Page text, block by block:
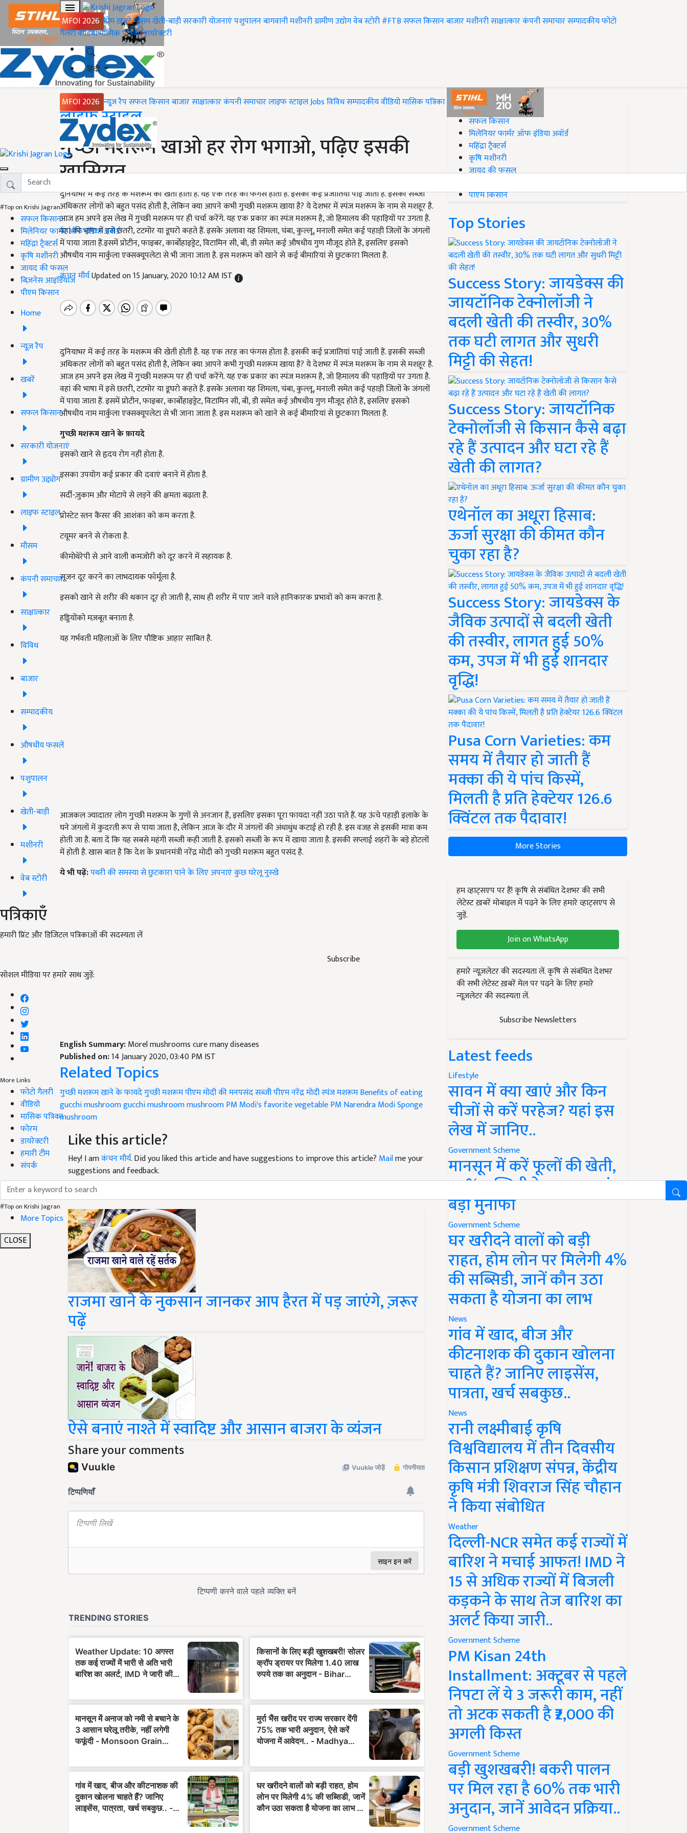
MFOI 2026 होमख़बरेंमौसमखेती-बाड़ीसरकारी योजनाएंपशुपालनबागवानीमशीनरीग्रामीण उद्योगवेब स्टोरी#FTBसफल किसानबाजारमशीनरीसाक्षात्कारकंपनी समाचारसम्पादकीयफोटो
गैलरीवीडियोमासिक पत्रिकाडायरेक्टरी
हिंदी
MFOI 2026 न्यूज़ रैपसफल किसानबाजारसाक्षात्कारकंपनी समाचारलाइफ स्टाइलJobsविविधसम्पादकीयवीडियोमासिक पत्रिका
#Top on Krishi Jagran
सफल किसान
मिलेनियर फार्मर ऑफ इंडिया अवॉर्ड
महिंद्रा ट्रैक्टर्स
कृषि मशीनरी
जायद की फसल
बिज़नेस आइडियाज
पीएम किसान
Home
न्यूज़ रैप
खबरें
सफल किसान
सरकारी योजनाएं
ग्रामीण उद्द्योग
लाइफ स्टाइल
मौसम
कंपनी समाचार
साक्षात्कार
विविध
बाजार
सम्पादकीय
औषधीय फसलें
पशुपालन
खेती-बाड़ी
मशीनरी
वेब स्टोरी
पत्रिकाएँ
हमारी प्रिंट और डिजिटल पत्रिकाओं की सदस्यता लें
Subscribe
सोशल मीडिया पर हमारे साथ जुड़ें:
More Links
फोटो गैलरी
वीडियो
मासिक पत्रिका
फोरम
डायरेक्टरी
हमारी टीम
संपर्क
#Top on Krishi Jagran
More Topics
CLOSE
Home
लाइफ स्टाइल
गुच्छी मशरूम खाओ हर रोग भगाओ, पढ़िए इसकी
ख़ासियत
दुनियाभर में कई तरह के मशरूम की खेती होती है. यह एक तरह का फंगस होता है. इसकी कई प्रजातियां पाई जाती हैं. इसकी सब्जी
अधिकतर लोगों को बहुत पसंद होती है, लेकिन क्या आपने कभी गुच्छी मशरूम खाया है? ये देशभर में स्पंज मशरूम के नाम से मशहूर है.
आज हम अपने इस लेख में गुच्छी मशरूम पर ही चर्चा करेंगे. यह एक प्रकार का स्पंज मशरूम है, जो हिमालय की पहाड़ियों पर उगता है.
वहां की भाषा में इसे छतरी, टटमोर या डूघरो कहते हैं. इसके अलावा यह शिमला, चंबा, कुल्लू, मनाली समेत कई पहाड़ी जिलों के जंगलों
में पाया जाता हैं.इसमें प्रोटीन, फाइबर, कार्बोहाइड्रेट, विटामिन सी, बी, डी समेत कई औषधीय गुण मौजूद होते हैं, इसलिए इसको
औषधीय नाम मार्कुला एक्सक्यूपलेटा से भी जाना जाता है. इस मशरूम को खाने से कई बीमारियां से छुटकारा मिलता है.
कंचन मौर्यUpdated on 15 January, 2020 10:12 AM IST
दुनियाभर में कई तरह के मशरूम की खेती होती है. यह एक तरह का फंगस होता है. इसकी कई प्रजातियां पाई जाती हैं. इसकी सब्जी
अधिकतर लोगों को बहुत पसंद होती है, लेकिन क्या आपने कभी गुच्छी मशरूम खाया है? ये देशभर में स्पंज मशरूम के नाम से मशहूर है.
आज हम अपने इस लेख में गुच्छी मशरूम पर ही चर्चा करेंगे. यह एक प्रकार का स्पंज मशरूम है, जो हिमालय की पहाड़ियों पर उगता है.
वहां की भाषा में इसे छतरी, टटमोर या डूघरो कहते हैं. इसके अलावा यह शिमला, चंबा, कुल्लू, मनाली समेत कई पहाड़ी जिलों के जंगलों
में पाया जाता हैं. इसमें प्रोटीन, फाइबर, कार्बोहाइड्रेट, विटामिन सी, बी, डी समेत कई औषधीय गुण मौजूद होते हैं, इसलिए इसको
औषधीय नाम मार्कुला एक्सक्यूपलेटा से भी जाना जाता है. इस मशरूम को खाने से कई बीमारियां से छुटकारा मिलता है.
गुच्छी मशरूम खाने के फ़ायदे
इसको खाने से हृदय रोग नहीं होता है.
इसका उपयोग कई प्रकार की दवाएं बनाने में होता है.
सर्दी-ज़ुकाम और मोटापे से लड़ने की क्षमता बढ़ाता है.
प्रोस्टेट स्तन कैंसर की आशंका को कम करता है.
टयूमर बनने से रोकता है.
कीमोथेरेपी से आने वाली कमजोरी को दूर करने में सहायक है.
सूजन दूर करने का लाभदायक फॉर्मूला है.
इसको खाने से शरीर की थकान दूर हो जाती है, साथ ही शरीर में पाए जाने वाले हानिकारक प्रभावों को कम करता है.
हड्डियोंको मज़बूत बनाता है.
यह गर्भवती महिलाओं के लिए पौष्टिक आहार साबित है.
आजकल ज्यादातर लोग गुच्छी मशरूम के गुणों से अनजान हैं, इसलिए इसका पूरा फायदा नहीं उठा पाते हैं. यह ऊंचे पहाड़ी इलाके के
घने जंगलों में कुदरती रूप से पाया जाता है, लेकिन आज के दौर में जंगलों की अंधाधुंध कटाई हो रही है. इस वजह से इसकी मात्रा कम
होती जा है. बता दें कि यह सबसे महंगी सब्जी कही जाती है. इसको सब्जी के रूप में खाया जाता है. इसकी सप्लाई शहरों के बड़े होटलों
में होती है. खास बात है कि देश के प्रधानमंत्री नरेंद्र मोदी को गुच्छी मशरूम बहुत पसंद है.
ये भी पढ़ें:पथरी की समस्या से छुटकारा पाने के लिए अपनाएं कुछ घरेलू नुस्खे
English Summary:Morel mushrooms cure many diseases
Published on:14 January 2020, 03:40 PM IST
Related Topics
गुच्छी मशरूम खाने के फायदेगुच्छी मशरूमपीएम मोदी की मनपसंद सब्जीपीएम नरेंद्र मोदीस्पंज मशरूमBenefits of eating
gucchi mushroomgucchi mushroommushroomPM Modi's favorite vegetablePM Narendra ModiSponge
mushroom
Like this article?
Hey! I amकंचन मौर्य. Did you liked this article and have suggestions to improve this article? Mailme your
suggestions and feedback.
Read next
राजमा खाने के नुकसान जानकर आप हैरत में पड़ जाएंगे, ज़रूर
पढ़ें
ऐसे बनाएं नाश्ते में स्वादिष्ट और आसान बाजरा के व्यंजन
Share your comments
#Top on Krishi Jagran
सफल किसान
मिलेनियर फार्मर ऑफ इंडिया अवॉर्ड
महिंद्रा ट्रैक्टर्स
कृषि मशीनरी
जायद की फसल
पीएम किसान
Top Stories
Success Story: जायडेक्स की
जायटॉनिक टेक्नोलॉजी ने
बदली खेती की तस्वीर, 30%
तक घटी लागत और सुधरी
मिट्टी की सेहत!
Success Story: जायटॉनिक
टेक्नोलॉजी से किसान कैसे बढ़ा
रहे हैं उत्पादन और घटा रहे हैं
खेती की लागत?
एथेनॉल का अधूरा हिसाब:
ऊर्जा सुरक्षा की कीमत कौन
चुका रहा है?
Success Story: जायडेक्स के
जैविक उत्पादों से बदली खेती
की तस्वीर, लागत हुई 50%
कम, उपज में भी हुई शानदार
वृद्धि!
Pusa Corn Varieties: कम
समय में तैयार हो जाती हैं
मक्का की ये पांच किस्में,
मिलती है प्रति हेक्टेयर 126.6
क्विंटल तक पैदावार!
More Stories
हम व्हाट्सएप पर हैं! कृषि से संबंधित देशभर की सभी
लेटेस्ट ख़बरें मोबाइल में पढ़ने के लिए हमारे व्हाट्सएप से
जुड़ें.
Join on WhatsApp
हमारे न्यूज़लेटर की सदस्यता लें. कृषि से संबंधित देशभर
की सभी लेटेस्ट ख़बरें मेल पर पढ़ने के लिए हमारे
न्यूज़लेटर की सदस्यता लें.
Subscribe Newsletters
Latest feeds
Lifestyle
सावन में क्या खाएं और किन
चीजों से करें परहेज? यहां इस
लेख में जानिए..
Government Scheme
मानसून में करें फूलों की खेती,
50% सब्सिडी के साथ कमाएं
बड़ा मुनाफा
Government Scheme
घर खरीदने वालों को बड़ी
राहत, होम लोन पर मिलेगी 4%
की सब्सिडी, जानें कौन उठा
सकता है योजना का लाभ
News
गांव में खाद, बीज और
कीटनाशक की दुकान खोलना
चाहते हैं? जानिए लाइसेंस,
पात्रता, खर्च सबकुछ..
News
रानी लक्ष्मीबाई कृषि
विश्वविद्यालय में तीन दिवसीय
किसान प्रशिक्षण संपन्न, केंद्रीय
कृषि मंत्री शिवराज सिंह चौहान
ने किया संबोधित
Weather
दिल्ली-NCR समेत कई राज्यों में
बारिश ने मचाई आफत! IMD ने
15 से अधिक राज्यों में बिजली
कड़कने के साथ तेज बारिश का
अलर्ट किया जारी..
Government Scheme
PM Kisan 24th
Installment: अक्टूबर से पहले
निपटा लें ये 3 जरूरी काम, नहीं
तो अटक सकती है ₹2,000 की
अगली किस्त
Government Scheme
बड़ी खुशखबरी! बकरी पालन
पर मिल रहा है 60% तक भारी
अनुदान, जानें आवेदन प्रक्रिया..
Government Scheme